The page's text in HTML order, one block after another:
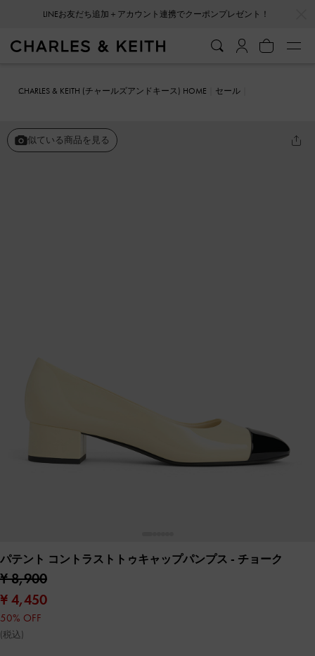
LINEお友だち追加＋アカウント連携でクーポンプレゼント！
CHARLES & KEITH (チャールズアンドキース) HOME
セール
似ている商品を見る
パテント コントラストトゥキャップパンプス - チョーク
¥ 8,900
¥ 4,450
50% OFF
(税込)